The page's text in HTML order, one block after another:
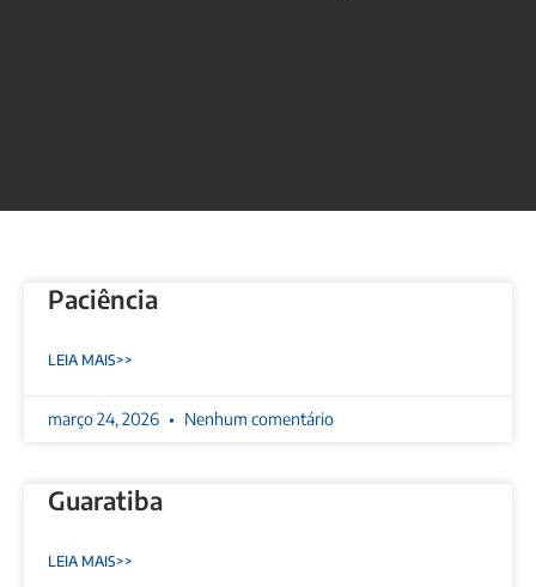
Paciência
LEIA MAIS>>
março 24, 2026 Nenhum comentário
Guaratiba
LEIA MAIS>>